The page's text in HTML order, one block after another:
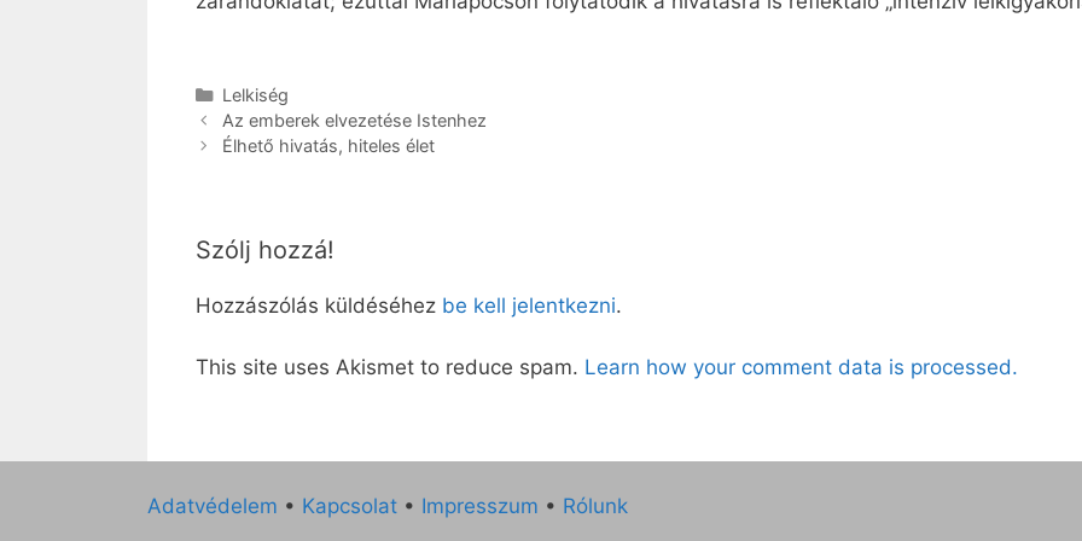
Kategória
Lelkiség
Az emberek elvezetése Istenhez
Élhető hivatás, hiteles élet
Szólj hozzá!
Hozzászólás küldéséhez be kell jelentkezni.
This site uses Akismet to reduce spam. Learn how your comment data is processed.
Adatvédelem • Kapcsolat • Impresszum • Rólunk